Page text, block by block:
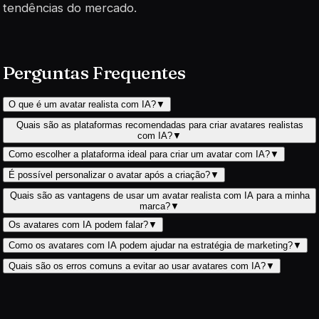
tendências do mercado.
Perguntas Frequentes
O que é um avatar realista com IA?▼
Quais são as plataformas recomendadas para criar avatares realistas
com IA?▼
Como escolher a plataforma ideal para criar um avatar com IA?▼
É possível personalizar o avatar após a criação?▼
Quais são as vantagens de usar um avatar realista com IA para a minha
marca?▼
Os avatares com IA podem falar?▼
Como os avatares com IA podem ajudar na estratégia de marketing?▼
Quais são os erros comuns a evitar ao usar avatares com IA?▼